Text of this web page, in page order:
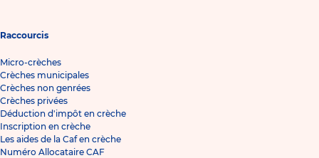
Raccourcis
Micro-crèches
Crèches municipales
Crèches non genrées
Crèches privées
Déduction d'impôt en crèche
Inscription en crèche
Les aides de la Caf en crèche
Numéro Allocataire CAF